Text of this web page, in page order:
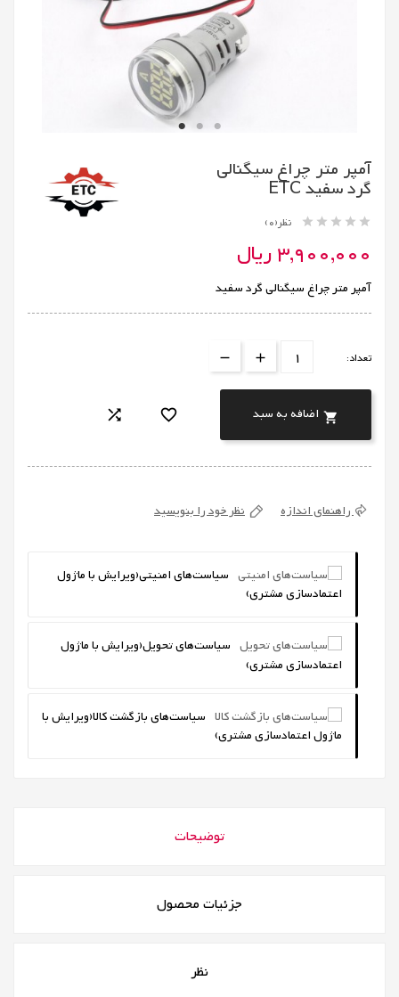
آمپر متر چراغ سیگنالی
گرد سفید ETC




 نظر(0)
3,900,000 ریال
آمپر متر چراغ سیگنالی گرد سفید
تعداد:
 اضافه به سبد 

راهنمای اندازه نظر خود را بنویسید
سیاست‌های امنیتی(ویرایش با ماژول
اعتمادسازی مشتری)
سیاست‌های تحویل(ویرایش با ماژول
اعتمادسازی مشتری)
سیاست‌های بازگشت کالا(ویرایش با
ماژول اعتمادسازی مشتری)
توضیحات
جزئیات محصول
نظر